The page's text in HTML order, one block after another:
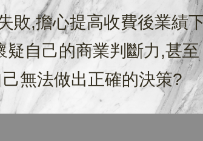
敗,擔心提高收費後業績
疑自己的商業判斷力,甚至
無法做出正確的決策?